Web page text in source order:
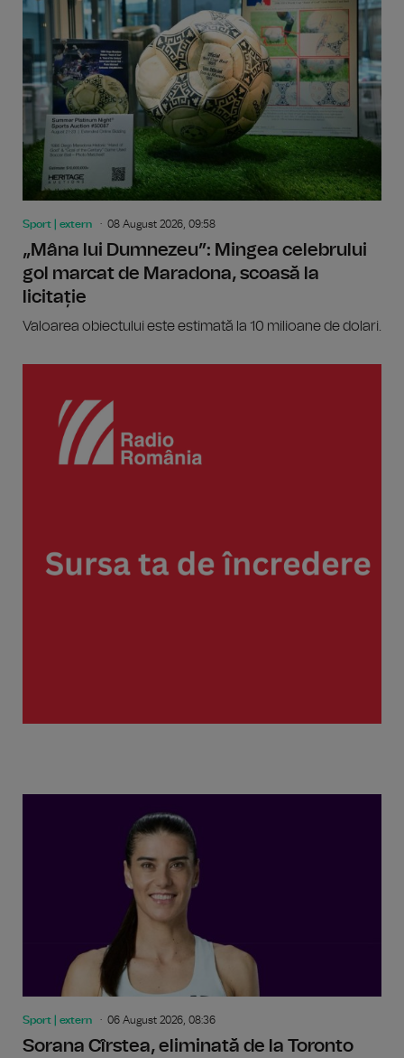
Sport | extern 08 August 2026, 09:58
„Mâna lui Dumnezeu”: Mingea celebrului
gol marcat de Maradona, scoasă la
licitație
Valoarea obiectului este estimată la 10 milioane de dolari.
Sport | extern 06 August 2026, 08:36
Sorana Cîrstea, eliminată de la Toronto